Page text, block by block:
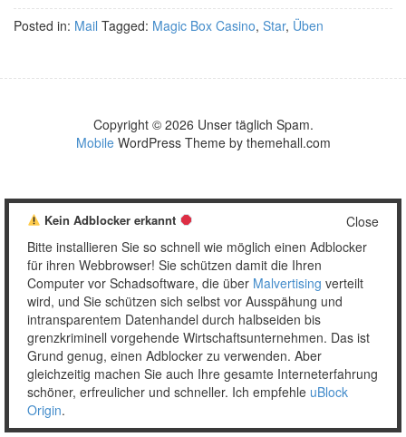
Posted in: Mail Tagged: Magic Box Casino, Star, Üben
Copyright © 2026 Unser täglich Spam.
MobileWordPress Theme by themehall.com
Close
Kein Adblocker erkannt
Bitte installieren Sie so schnell wie möglich einen Adblocker
für ihren Webbrowser! Sie schützen damit die Ihren
Computer vor Schadsoftware, die über Malvertising verteilt
wird, und Sie schützen sich selbst vor Ausspähung und
intransparentem Datenhandel durch halbseiden bis
grenzkriminell vorgehende Wirtschaftsunternehmen. Das ist
Grund genug, einen Adblocker zu verwenden. Aber
gleichzeitig machen Sie auch Ihre gesamte Interneterfahrung
schöner, erfreulicher und schneller. Ich empfehle uBlock
Origin.